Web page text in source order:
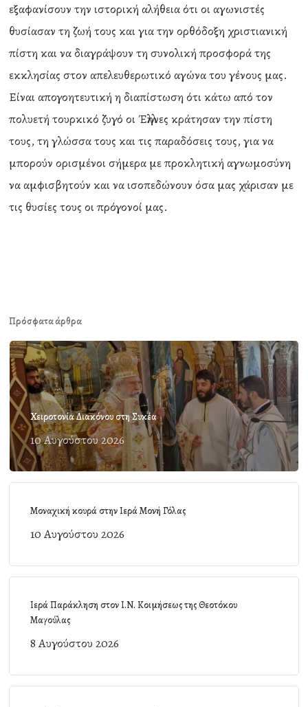
εξαφανίσουν την ιστορική αλήθεια ότι οι αγωνιστές
θυσίασαν τη ζωή τους και για την ορθόδοξη χριστιανική
πίστη και να διαγράψουν τη συνολική προσφορά της
εκκλησίας στον απελευθερωτικό αγώνα του γένους μας.
Είναι απογοητευτική η διαπίστωση ότι κάτω από τον
πολυετή τουρκικό ζυγό οι Έλληνες κράτησαν την πίστη
τους, τη γλώσσα τους και τις παραδόσεις τους, για να
μπορούν ορισμένοι σήμερα με προκλητική αγνωμοσύνη
να αμφισβητούν και να ισοπεδώνουν όσα μας χάρισαν με
τις θυσίες τους οι πρόγονοί μας.
Πρόσφατα άρθρα
Χειροτονία Διακόνου στη Συκέα
10 Αυγούστου 2026
Μοναχική κουρά στην Ιερά Μονή Γόλας
10 Αυγούστου 2026
Ιερά Παράκληση στον Ι.Ν. Κοιμήσεως της Θεοτόκου
Μαγούλας
8 Αυγούστου 2026